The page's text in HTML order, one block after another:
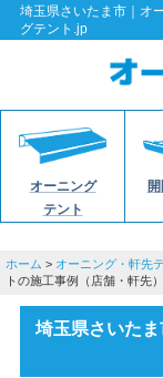
埼玉県さいたま市｜オ
グテント.jp
オーニング
テント
ホーム > オーニング・軒先
トの施工事例（店舗・軒先）
埼玉県さいた